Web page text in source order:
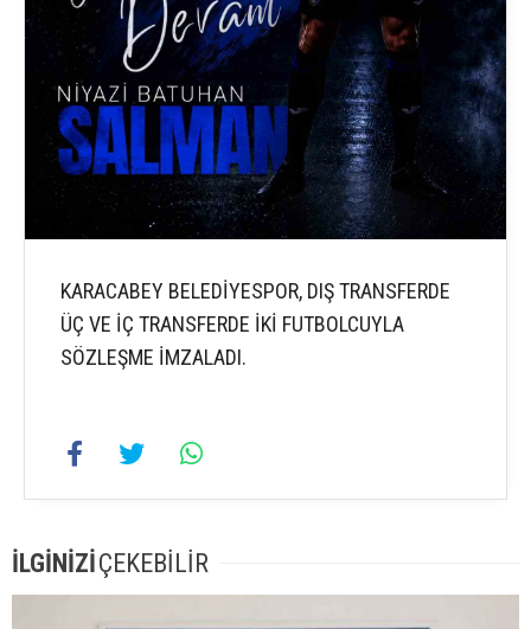
KARACABEY BELEDİYESPOR, DIŞ TRANSFERDE
ÜÇ VE İÇ TRANSFERDE İKİ FUTBOLCUYLA
SÖZLEŞME İMZALADI.
İLGİNİZİÇEKEBİLİR